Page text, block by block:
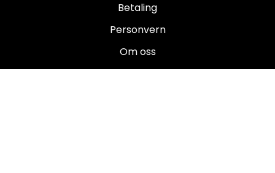
Betaling
Personvern
Om oss
Salgsbetingelser